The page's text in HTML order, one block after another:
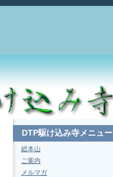
DTP駆け込み寺メニュー
総本山
ご案内
メルマガ